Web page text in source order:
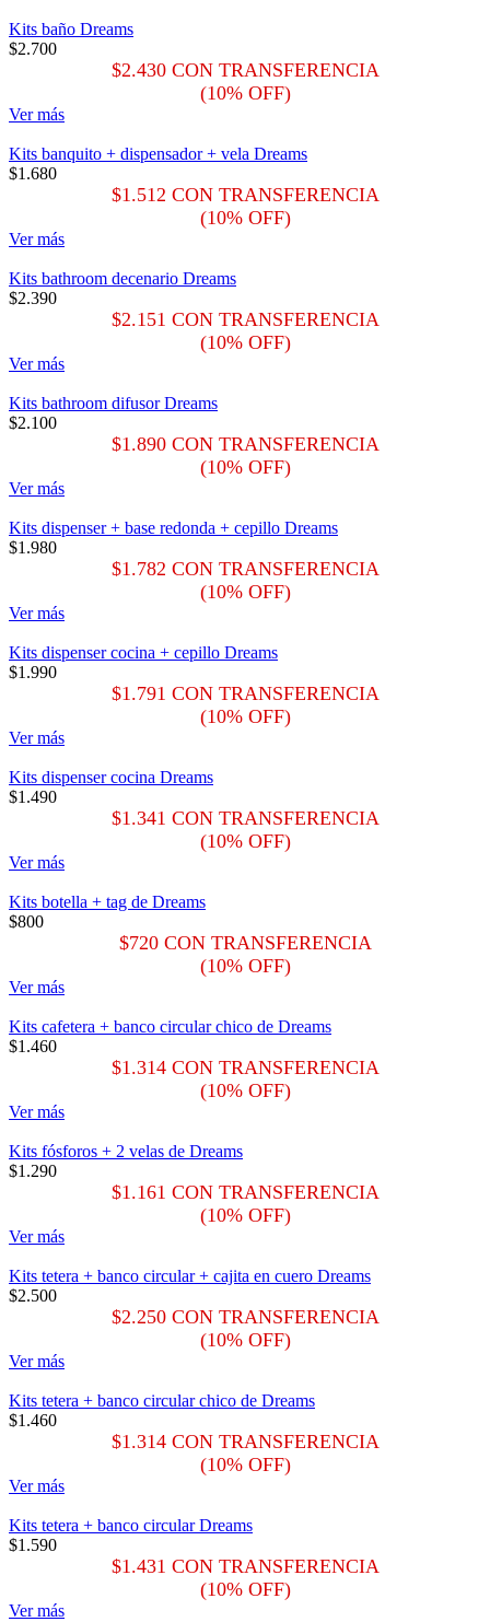
Kits baño Dreams
$2.700
$2.430CON TRANSFERENCIA
(10% OFF)
Ver más
Kits banquito + dispensador + vela Dreams
$1.680
$1.512 CON TRANSFERENCIA
(10% OFF)
Ver más
Kits bathroom decenario Dreams
$2.390
$2.151 CON TRANSFERENCIA
(10% OFF)
Ver más
Kits bathroom difusor Dreams
$2.100
$1.890CON TRANSFERENCIA
(10% OFF)
Ver más
Kits dispenser + base redonda + cepillo Dreams
$1.980
$1.782 CON TRANSFERENCIA
(10% OFF)
Ver más
Kits dispenser cocina + cepillo Dreams
$1.990
$1.791 CON TRANSFERENCIA
(10% OFF)
Ver más
Kits dispenser cocina Dreams
$1.490
$1.341 CON TRANSFERENCIA
(10% OFF)
Ver más
Kits botella + tag de Dreams
$800
$720CON TRANSFERENCIA
(10% OFF)
Ver más
Kits cafetera + banco circular chico de Dreams
$1.460
$1.314CON TRANSFERENCIA
(10% OFF)
Ver más
Kits fósforos + 2 velas de Dreams
$1.290
$1.161 CON TRANSFERENCIA
(10% OFF)
Ver más
Kits tetera + banco circular + cajita en cuero Dreams
$2.500
$2.250CON TRANSFERENCIA
(10% OFF)
Ver más
Kits tetera + banco circular chico de Dreams
$1.460
$1.314CON TRANSFERENCIA
(10% OFF)
Ver más
Kits tetera + banco circular Dreams
$1.590
$1.431 CON TRANSFERENCIA
(10% OFF)
Ver más